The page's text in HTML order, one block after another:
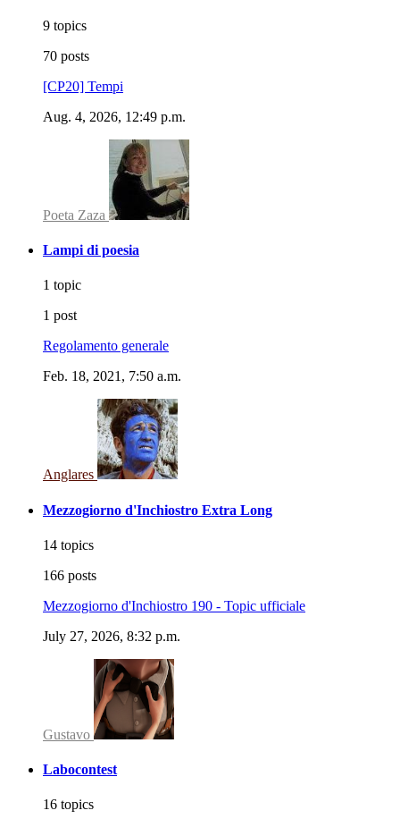
9 topics
70 posts
[CP20] Tempi
Aug. 4, 2026, 12:49 p.m.
Poeta Zaza
Lampi di poesia
1 topic
1 post
Regolamento generale
Feb. 18, 2021, 7:50 a.m.
Anglares
Mezzogiorno d'Inchiostro Extra Long
14 topics
166 posts
Mezzogiorno d'Inchiostro 190 - Topic ufficiale
July 27, 2026, 8:32 p.m.
Gustavo
Labocontest
16 topics